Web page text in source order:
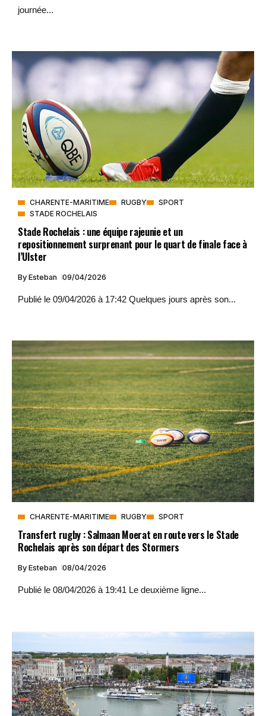
journée...
CHARENTE-MARITIME RUGBY
SPORT
STADE ROCHELAIS
Stade Rochelais : une équipe rajeunie et un
repositionnement surprenant pour le quart de finale face à
l’Ulster
By Esteban 09/04/2026
Publié le 09/04/2026 à 17:42 Quelques jours après son...
CHARENTE-MARITIME RUGBY SPORT
Transfert rugby : Salmaan Moerat en route vers le Stade
Rochelais après son départ des Stormers
By Esteban 08/04/2026
Publié le 08/04/2026 à 19:41 Le deuxième ligne...